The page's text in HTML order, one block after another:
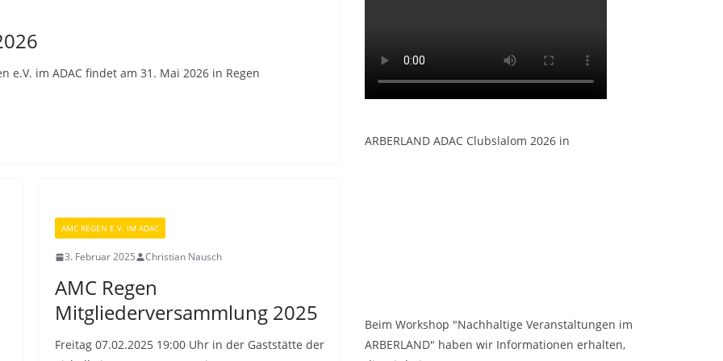
e.V. im ADAC findet am 31. Mai 2026 in Regen
AMC REGEN E.V. IM ADAC
3. Februar 2025 Christian Nausch
AMC Regen
Mitgliederversammlung 2025
Freitag 07.02.2025 19:00 Uhr in der Gaststätte der
ARBERLAND ADAC Clubslalom 2026 in
Beim Workshop "Nachhaltige Veranstaltungen im
ARBERLAND" haben wir Informationen erhalten,